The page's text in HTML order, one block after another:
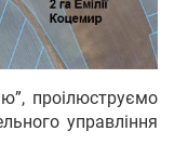
проілюструємо
управління